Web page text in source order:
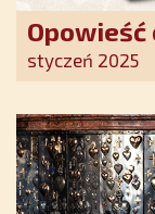
szczerego
nadziei w
styczeń 2025